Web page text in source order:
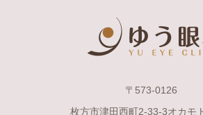
〒573-0126
枚方市津田西町2-33-3オカモ